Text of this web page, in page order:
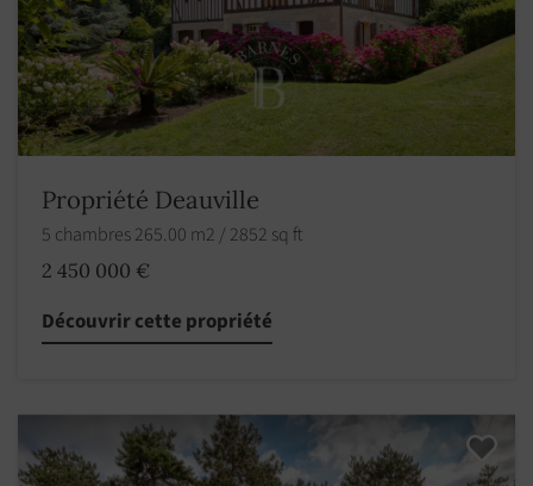
Propriété Deauville
5 chambres 265.00 m2 / 2852 sq ft
2 450 000 €
Découvrir cette propriété